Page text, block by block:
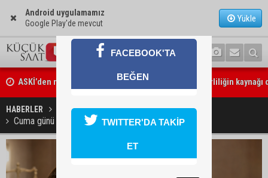
Android uygulamamız
Google Play'de mevcut
Yükle
ASKİ’den mikroplastik iddialarına açıklama: “Tesis kirliliğin kaynağı
Feke’de mahalle çalışmaları sahada değerlendirildi
HABERLER GÜNDEM
Cuma günü Adanalı tutuklular tahliye edilecek mi?
FACEBOOK'TA
BEĞEN
TWITTER'DA TAKİP
ET